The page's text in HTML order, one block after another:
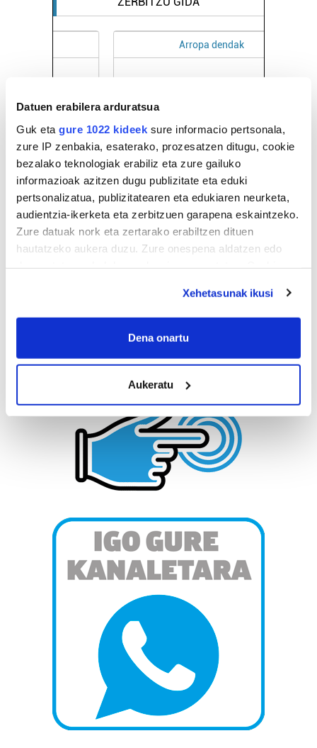
Datuen erabilera arduratsua
Guk eta gure 1022 kideek sure informacio pertsonala,
zure IP zenbakia, esaterako, prozesatzen ditugu, cookie
bezalako teknologiak erabiliz eta zure gailuko
informazioak azitzen dugu publizitate eta eduki
pertsonalizatua, publizitatearen eta edukiaren neurketa,
audientzia-ikerketa eta zerbitzuen garapena eskaintzeko.
Zure datuak nork eta zertarako erabiltzen dituen
hautatzeko aukera duzu. Zure onespena aldatzen edo
If you allow, we would also like to:
Collect information about your geographical
meters
Identify your device by actively scanning it for
specific characteristics (fingerprinting)
Find out more about how your personal data is processed
and set your preferences in thedetails section
Guk eta gure bazkideek zure datu pertsonalak
prozesatzen ditugu, zure IP zenbakia, besteak beste,
pertsonalizatuak eskaintzeko, iragarkiak eta edukia
neurtzeko, jendeari buruzko informazioa biltzeko eta
produktuak garatzeko. Zure datuak nork eta zertarako
erabiltzen dituen hauta dezakezu.
Bazkide batzuek ez dizute baimenik eskatzen, eta beren
interes komertzial legitimoetan babesten dira. Ikusi gure
bazkideen zerrenda, beren ustez zein helburutarako
duten interes legitimoa eta horren aurka nola egin
dezakezun ikusteko.
Lortu zure datu pertsonalak prozesatzeko moduari
buruzko informazio gehiago eta ezarri zure lehentasunak
Xehetasunak ikusi
Dena onartu
Aukeratu
Arropa dendak
ROSMI ARROPA DENDA